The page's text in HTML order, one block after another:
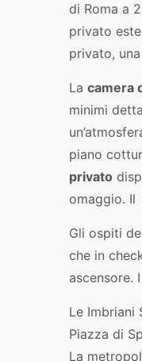
di Roma a
privato
privato,
La camera
minimi
piano
privato
omaggio. Il
Gli ospiti
che in
ascensore.
Le Imbriani
Piazza di
La